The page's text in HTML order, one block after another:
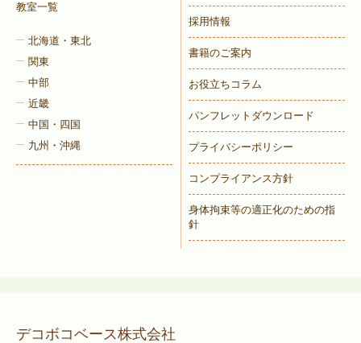
教室一覧
北海道・東北
関東
中部
近畿
中国・四国
九州・沖縄
採用情報
書籍のご案内
お役立ちコラム
パンフレットダウンロード
プライバシーポリシー
コンプライアンス方針
身体拘束等の適正化のための指
針
デコボコベース株式会社